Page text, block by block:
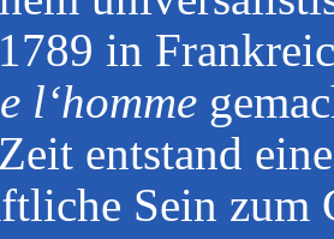
in
l‘homme
entstand
Sein zum